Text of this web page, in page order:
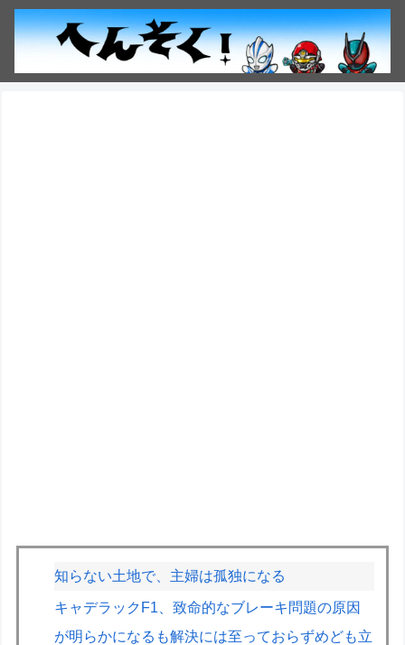
知らない土地で、主婦は孤独になる
キャデラックF1、致命的なブレーキ問題の原因
が明らかになるも解決には至っておらずめども立